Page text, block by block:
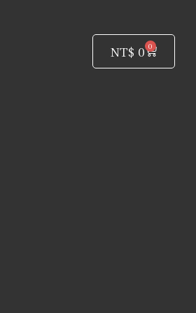
NT$ 0 0
購
物
籃